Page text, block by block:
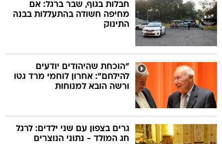
חבלות בגוף, שבר ברגל: אם
מחיפה חשודה בהתעללות בבנה
התינוק
"הוכחת שהיהודים יודעים
להילחם": אחרון לוחמי מרד גטו
ורשה הובא למנוחות
גרים בצפון עם שני ילדים: לרגל
חג המולד - נתוני הנוצרים